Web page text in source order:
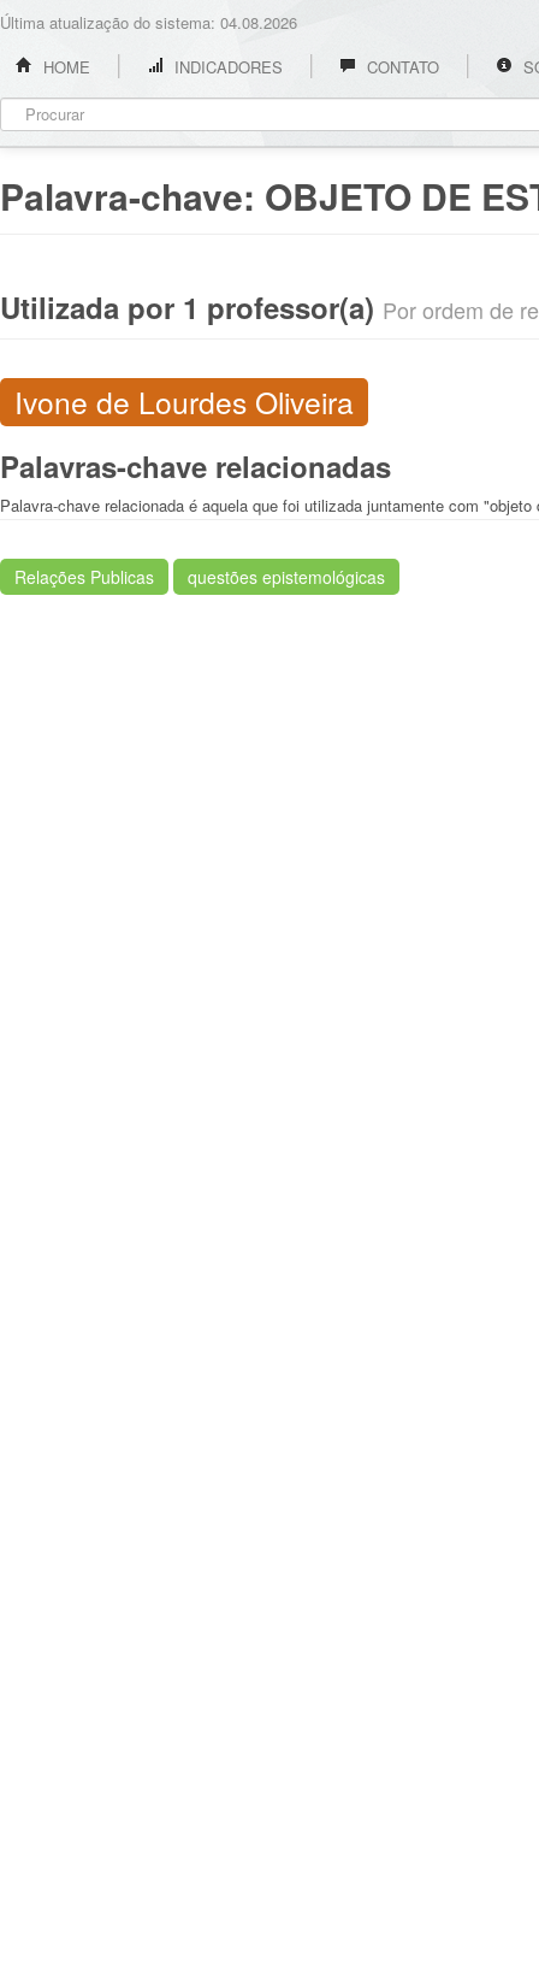
Última atualização do sistema: 04.08.2026
HOME
INDICADORES CONTATO
Palavra-chave: OBJETO DE
Utilizada por 1 professor(a) Por ordem de
Ivone de Lourdes Oliveira
Palavras-chave relacionadas
Palavra-chave relacionada é aquela que foi utilizada juntamente com "objeto
Relações Publicas questões epistemológicas